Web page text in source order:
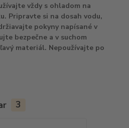
vždy s ohladom na
Pripravte si na dosah vodu,
pokyny napísané v
bezpečne a v suchom
materiál. Nepoužívajte po
3